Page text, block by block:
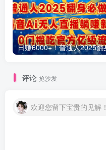
评论 抢沙发
欢迎您留下宝贵的见解！